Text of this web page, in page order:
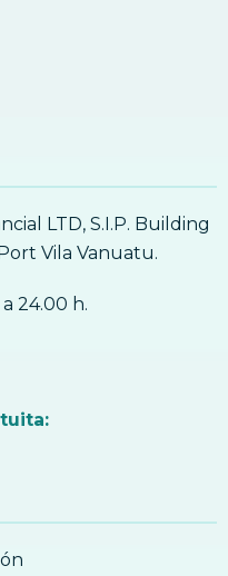
y Almacenamiento
es importante y
y Almacenamiento
es importante y
proteger de
móvil?
proteger de
móvil?
LTD, S.I.P. Building
Vila Vanuatu.
24.00 h.